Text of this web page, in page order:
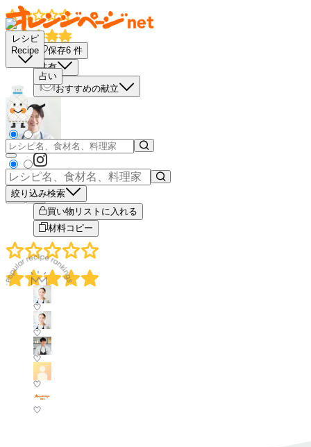
レシピ
Recipe
占い
絞り込み検索
保存6 件
共有
おすすめの献立
－
＋
買い物リストに入れる
材料コピー